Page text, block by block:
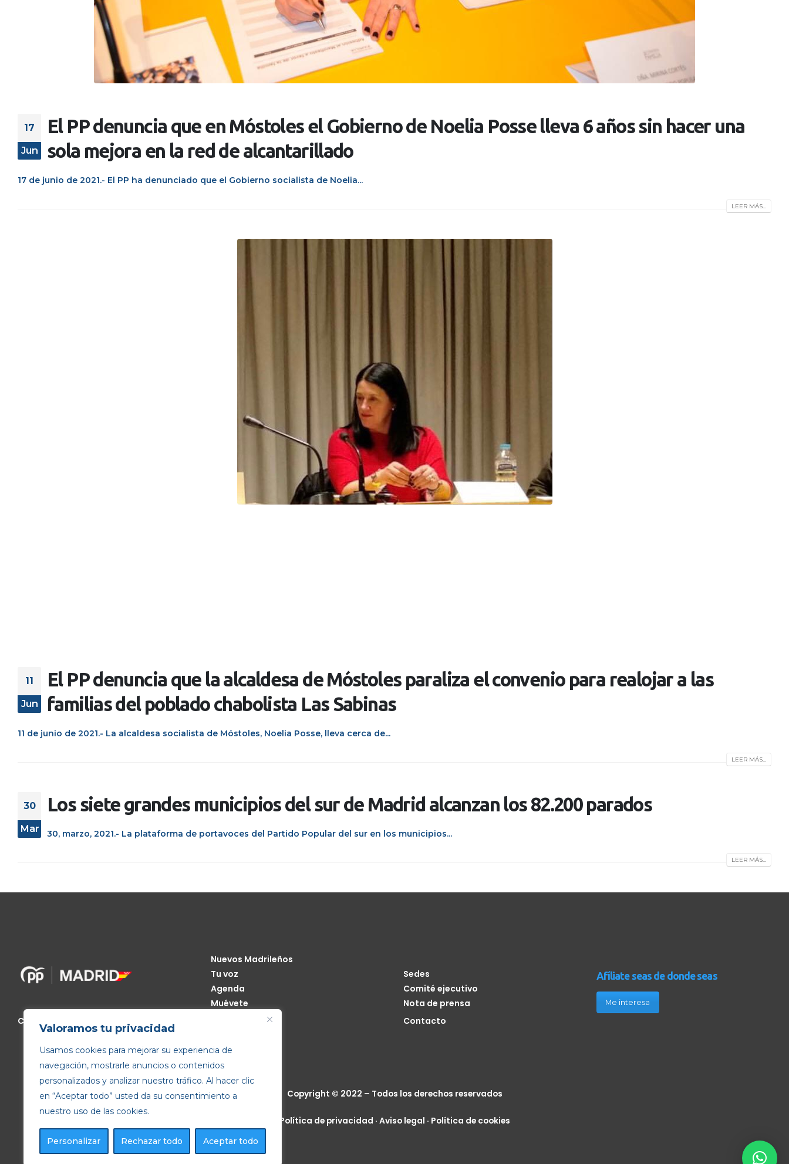
Valoramos tu privacidad
Usamos cookies para mejorar su experiencia de
navegación, mostrarle anuncios o contenidos
personalizados y analizar nuestro tráfico. Al hacer clic
en “Aceptar todo” usted da su consentimiento a
nuestro uso de las cookies.
Personalizar Rechazar todo Aceptar todo
17
Jun
El PP denuncia que en Móstoles el Gobierno de Noelia Posse lleva 6 años sin hacer una
sola mejora en la red de alcantarillado
17 de junio de 2021.- El PP ha denunciado que el Gobierno socialista de Noelia...
LEER MÁS...
11
Jun
El PP denuncia que la alcaldesa de Móstoles paraliza el convenio para realojar a las
familias del poblado chabolista Las Sabinas
11 de junio de 2021.- La alcaldesa socialista de Móstoles, Noelia Posse, lleva cerca de...
LEER MÁS...
30
Mar
Los siete grandes municipios del sur de Madrid alcanzan los 82.200 parados
30, marzo, 2021.- La plataforma de portavoces del Partido Popular del sur en los municipios...
LEER MÁS...
Calle de Génova, 13, 28004 Madrid
Nuevos Madrileños
Tu voz
Agenda
Muévete
Sedes
Comité ejecutivo
Nota de prensa
Contacto
Afíliate seas de donde seas
Me interesa
Copyright © 2022 – Todos los derechos reservados
Política de privacidad · Aviso legal · Política de cookies